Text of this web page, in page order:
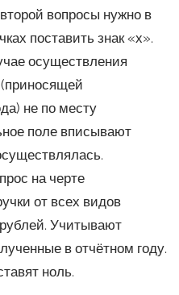
вопросы нужно в
поставить знак «х».
осуществления
не по месту
поле вписывают
на черте
от всех видов
Учитывают
в отчётном году.
ноль.